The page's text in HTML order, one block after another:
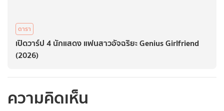
ดารา
เปิดวาร์ป 4 นักแสดง แฟนสาวอัจฉริยะ Genius Girlfriend
(2026)
ความคิดเห็น